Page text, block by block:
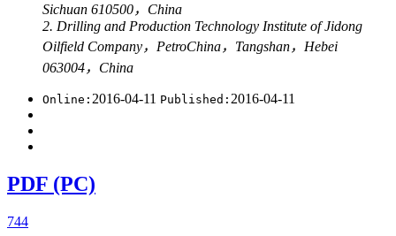
Sichuan 610500，China
2. Drilling and Production Technology Institute of Jidong
Oilfield Company，PetroChina，Tangshan，Hebei
063004，China
Online: 2016-04-11 Published: 2016-04-11
PDF (PC)
744